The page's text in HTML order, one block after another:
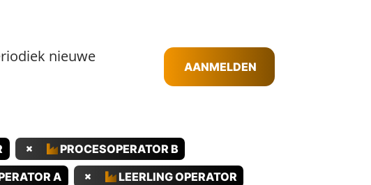
nieuwe
AANMELDEN
PROCESOPERATOR B
A LEERLING OPERATOR